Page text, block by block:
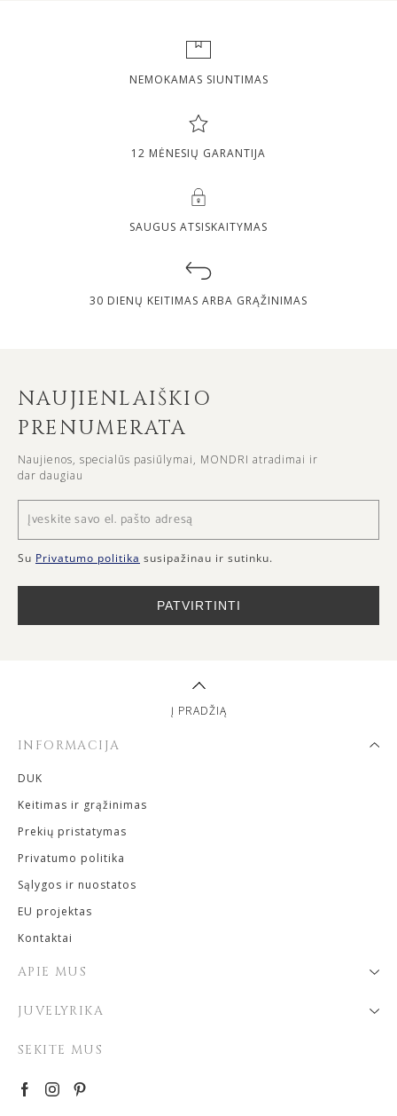
NEMOKAMAS SIUNTIMAS
12 MĖNESIŲ GARANTIJA
SAUGUS ATSISKAITYMAS
30 DIENŲ KEITIMAS ARBA GRĄŽINIMAS
NAUJIENLAIŠKIO
PRENUMERATA
Naujienos, specialūs pasiūlymai, MONDRI atradimai ir
dar daugiau
Su Privatumo politika susipažinau ir sutinku.
PATVIRTINTI
INFORMACIJA
DUK
Keitimas ir grąžinimas
Prekių pristatymas
Privatumo politika
Sąlygos ir nuostatos
EU projektas
Kontaktai
APIE MUS
JUVELYRIKA
SEKITE MUS
Į PRADŽIĄ